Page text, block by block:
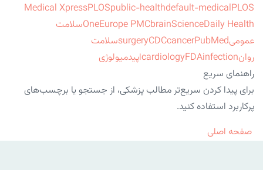
Medical XpressPLOSpublic-healthdefault-medicalPLOS
OneEurope PMCbrainScienceDaily Health
سلامت
عمومی
surgeryCDCcancerPubMed
سلامت
روان
cardiologyFDAinfection
اپیدمیولوژی
راهنمای سریع
برای پیدا کردن سریع‌تر مطالب پزشکی، از جستجو یا برچسب‌های
پرکاربرد استفاده کنید.
صفحه اصلی